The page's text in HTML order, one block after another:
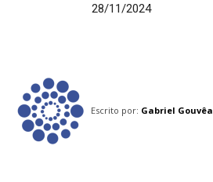
28/11/2024
Escrito por: Gabriel Gouvêa